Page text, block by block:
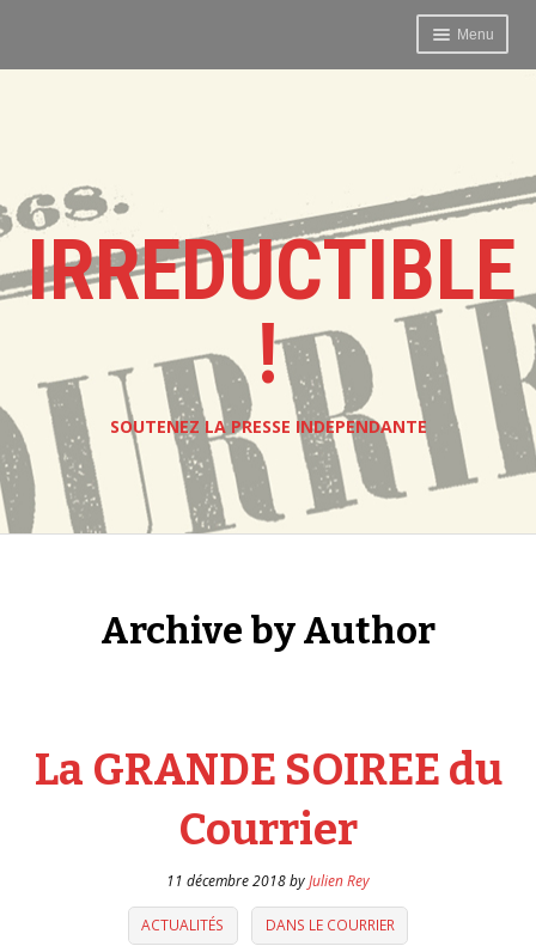
Menu
Bénévoles
Agissez !
AGENDA
CONTACT
Partenaires
Panier
Commande de matériel
Essentiel et à contre-courant depuis 150 ans
PROGRAMMATION
IRREDUCTIBLE
!
SOUTENEZ LA PRESSE INDEPENDANTE
Archive by Author
La GRANDE SOIREE du
Courrier
11 décembre 2018byJulien Rey
ACTUALITÉS DANS LE COURRIER